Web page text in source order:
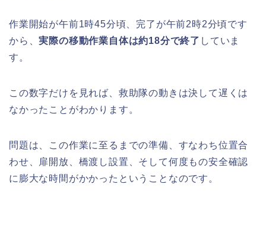
作業開始が午前1時45分頃、完了が午前2時2分頃です
から、実際の移動作業自体は約18分で終了 していま
す。
この数字だけを見れば、救助隊の動きは決して遅くは
なかったことがわかります。
問題は、この作業に至るまでの準備、すなわち位置合
わせ、扉開放、橋渡し設置、そして何度もの安全確認
に膨大な時間がかかったということなのです。